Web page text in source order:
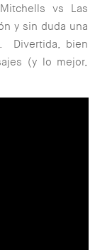
vs Las
y sin duda una
Divertida, bien
(y lo mejor,